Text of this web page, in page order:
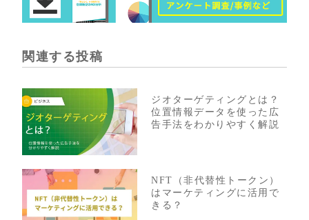
関連する投稿
ジオターゲティングとは？
位置情報データを使った広
告手法をわかりやすく解説
NFT（非代替性トークン）
はマーケティングに活用で
きる？